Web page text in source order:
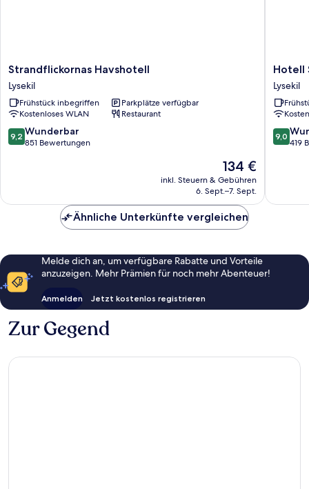
Strandflickornas
Havshotell
Lysekil
Strandflickornas Havshotell
Lysekil
Frühstück inbegriffen
Parkplätze verfügbar
Kostenloses WLAN
Restaurant
9.2
von
9,2 Wunderbar
851 Bewertungen
Der
Preis
beträgt
134 €
inkl. Steuern & Gebühren
6. Sept.–7. Sept.
Hotell
Sillen
Lysekil
Hotell
Lysekil
9.0
von
9,0
419
Ähnliche Unterkünfte vergleichen
Melde dich an, um verfügbare Rabatte und Vorteile
anzuzeigen. Mehr Prämien für noch mehr Abenteuer!
Anmelden Jetzt kostenlos registrieren
Zur Gegend